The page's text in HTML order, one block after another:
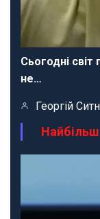
Сьогодні світ
не…
Георгій